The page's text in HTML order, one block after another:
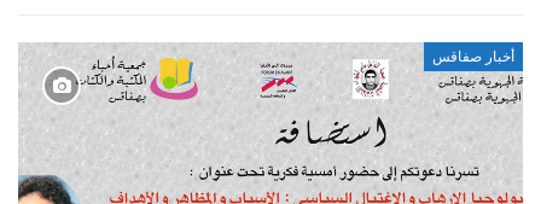
أخبار صفاقس